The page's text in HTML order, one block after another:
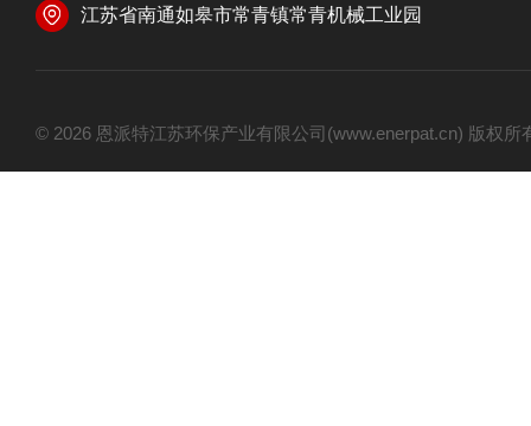
江苏省南通如皋市常青镇常青机械工业园
© 2026 恩派特江苏环保产业有限公司(www.enerpat.cn) 版权